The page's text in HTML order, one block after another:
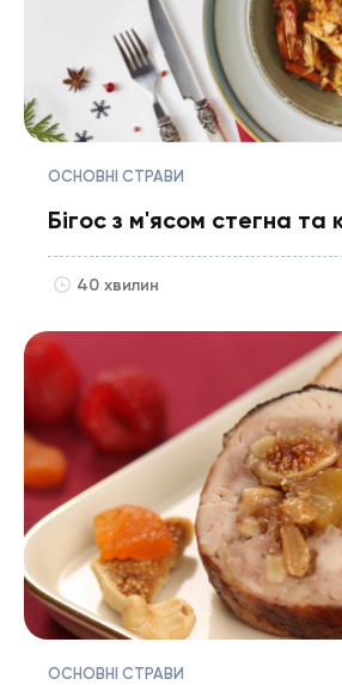
ОСНОВНІ СТРАВИ
Бігос з м'ясом стегна та
40 хвилин
ОСНОВНІ СТРАВИ